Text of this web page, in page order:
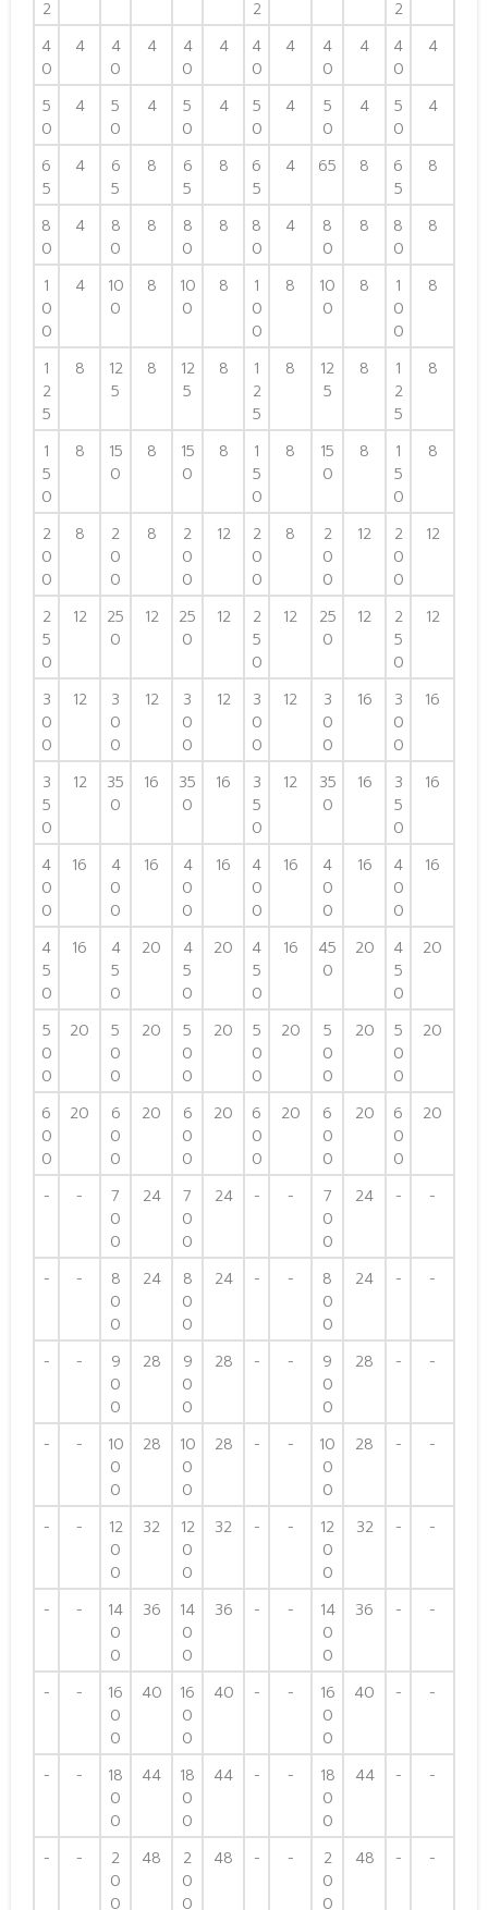
2
2
2
4
0
4
4
0
4
4
0
4
4
0
4
4
0
4
4
0
4
5
0
4
5
0
4
5
0
4
5
0
4
5
0
4
5
0
4
6
5
4
6
5
8
6
5
8
6
5
4 65 8
6
5
8
8
0
4
8
0
8
8
0
8
8
0
4
8
0
8
8
0
8
1
0
0
4
10
0
8
10
0
8
1
0
0
8
10
0
8
1
0
0
8
1
2
5
8
12
5
8
12
5
8
1
2
5
8
12
5
8
1
2
5
8
1
5
0
8
15
0
8
15
0
8
1
5
0
8
15
0
8
1
5
0
8
2
0
0
8
2
0
0
8
2
0
0
12
2
0
0
8
2
0
0
12
2
0
0
12
2
5
0
12
25
0
12
25
0
12
2
5
0
12
25
0
12
2
5
0
12
3
0
0
12
3
0
0
12
3
0
0
12
3
0
0
12
3
0
0
16
3
0
0
16
3
5
0
12
35
0
16
35
0
16
3
5
0
12
35
0
16
3
5
0
16
4
0
0
16
4
0
0
16
4
0
0
16
4
0
0
16
4
0
0
16
4
0
0
16
4
5
0
16
4
5
0
20
4
5
0
20
4
5
0
16
45
0
20
4
5
0
20
5
0
0
20
5
0
0
20
5
0
0
20
5
0
0
20
5
0
0
20
5
0
0
20
6
0
0
20
6
0
0
20
6
0
0
20
6
0
0
20
6
0
0
20
6
0
0
20
- -
7
0
0
24
7
0
0
24 - -
7
0
0
24 - -
- -
8
0
0
24
8
0
0
24 - -
8
0
0
24 - -
- -
9
0
0
28
9
0
0
28 - -
9
0
0
28 - -
- -
10
0
0
28
10
0
0
28 - -
10
0
0
28 - -
- -
12
0
0
32
12
0
0
32 - -
12
0
0
32 - -
- -
14
0
0
36
14
0
0
36 - -
14
0
0
36 - -
- -
16
0
0
40
16
0
0
40 - -
16
0
0
40 - -
- -
18
0
0
44
18
0
0
44 - -
18
0
0
44 - -
- -
2
0
0
48
2
0
0
48 - -
2
0
0
48 - -